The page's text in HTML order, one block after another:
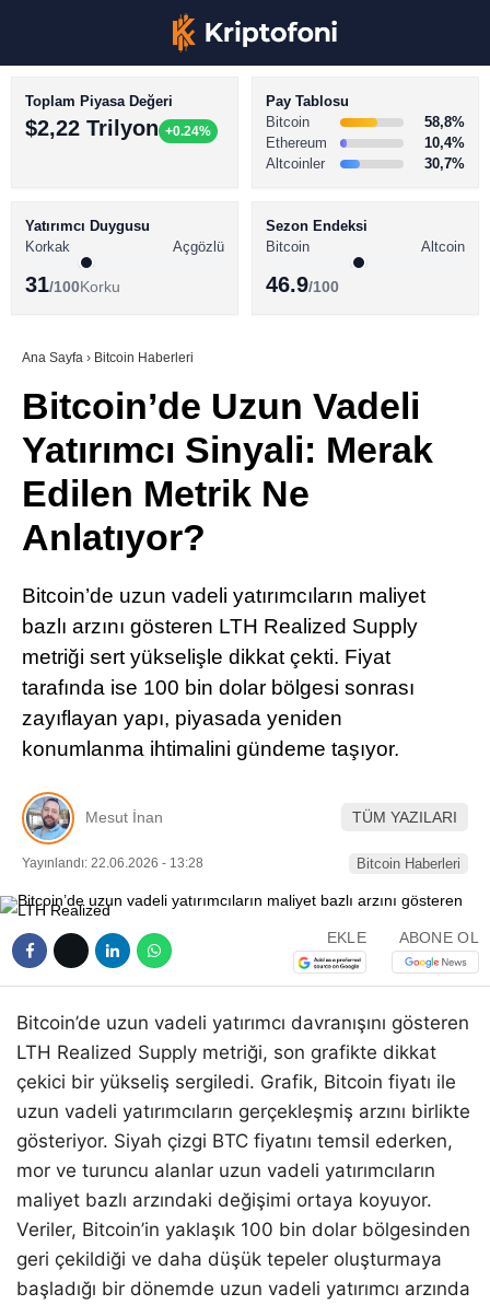
Youtube
TikTok
Telegram
BİTCOİN HABERLERİ
ALTCOİN HABERLERİ
SÖZLÜK
Toplam Piyasa Değeri
$2,22 Trilyon +0.24%
Pay Tablosu
Bitcoin
58,8%
Ethereum
10,4%
Altcoinler
30,7%
Yatırımcı Duygusu
Korkak
Açgözlü
31/100Korku
Sezon Endeksi
Bitcoin
Altcoin
46.9/100
Ana Sayfa › Bitcoin Haberleri
Bitcoin’de Uzun Vadeli
Yatırımcı Sinyali: Merak
Edilen Metrik Ne
Anlatıyor?
Bitcoin’de uzun vadeli yatırımcıların maliyet
bazlı arzını gösteren LTH Realized Supply
metriği sert yükselişle dikkat çekti. Fiyat
tarafında ise 100 bin dolar bölgesi sonrası
zayıflayan yapı, piyasada yeniden
konumlanma ihtimalini gündeme taşıyor.
Mesut İnan TÜM YAZILARI
Yayınlandı: 22.06.2026 - 13:28 Bitcoin Haberleri
EKLE ABONE OL
Bitcoin’de uzun vadeli yatırımcı davranışını gösteren
LTH Realized Supply metriği, son grafikte dikkat
çekici bir yükseliş sergiledi. Grafik, Bitcoin fiyatı ile
uzun vadeli yatırımcıların gerçekleşmiş arzını birlikte
gösteriyor. Siyah çizgi BTC fiyatını temsil ederken,
mor ve turuncu alanlar uzun vadeli yatırımcıların
maliyet bazlı arzındaki değişimi ortaya koyuyor.
Veriler, Bitcoin’in yaklaşık 100 bin dolar bölgesinden
geri çekildiği ve daha düşük tepeler oluşturmaya
başladığı bir dönemde uzun vadeli yatırımcı arzında